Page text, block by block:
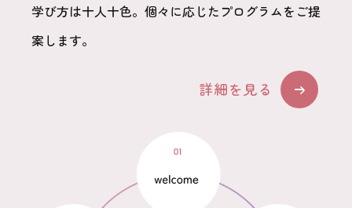
学び方は十人十色。個々に応じたプログラムをご提
案します。
詳細を見る